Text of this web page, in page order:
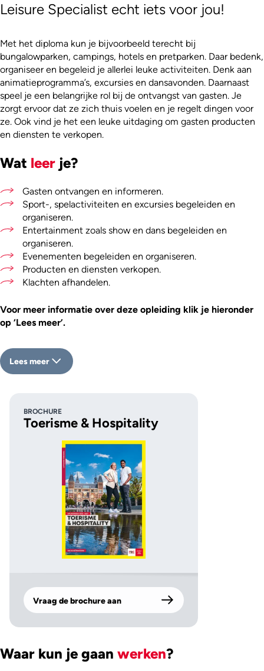
Leisure Specialist echt iets voor jou!
Met het diploma kun je bijvoorbeeld terecht bij
bungalowparken, campings, hotels en pretparken. Daar bedenk,
organiseer en begeleid je allerlei leuke activiteiten. Denk aan
animatieprogramma’s, excursies en dansavonden. Daarnaast
speel je een belangrijke rol bij de ontvangst van gasten. Je
zorgt ervoor dat ze zich thuis voelen en je regelt dingen voor
ze. Ook vind je het een leuke uitdaging om gasten producten
en diensten te verkopen.
Wat leer je?
Gasten ontvangen en informeren.
Sport-, spelactiviteiten en excursies begeleiden en
organiseren.
Entertainment zoals show en dans begeleiden en
organiseren.
Evenementen begeleiden en organiseren.
Producten en diensten verkopen.
Klachten afhandelen.
Voor meer informatie over deze opleiding klik je hieronder
op ‘Lees meer’.
Lees meer
BROCHURE
Toerisme & Hospitality
Vraag de brochure aan
Waar kun je gaan werken?